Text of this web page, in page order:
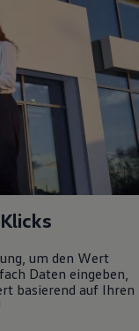
um den Wert
Daten eingeben,
basierend auf Ihren